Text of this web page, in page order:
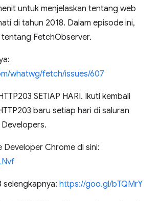
untuk menjelaskan tentang web
di tahun 2018. Dalam episode ini,
FetchObserver.
whatwg/fetch/issues/607
SETIAP HARI. Ikuti kembali
baru setiap hari di saluran
Developer Chrome di sini:
selengkapnya: https://goo.gl/bTQMrY